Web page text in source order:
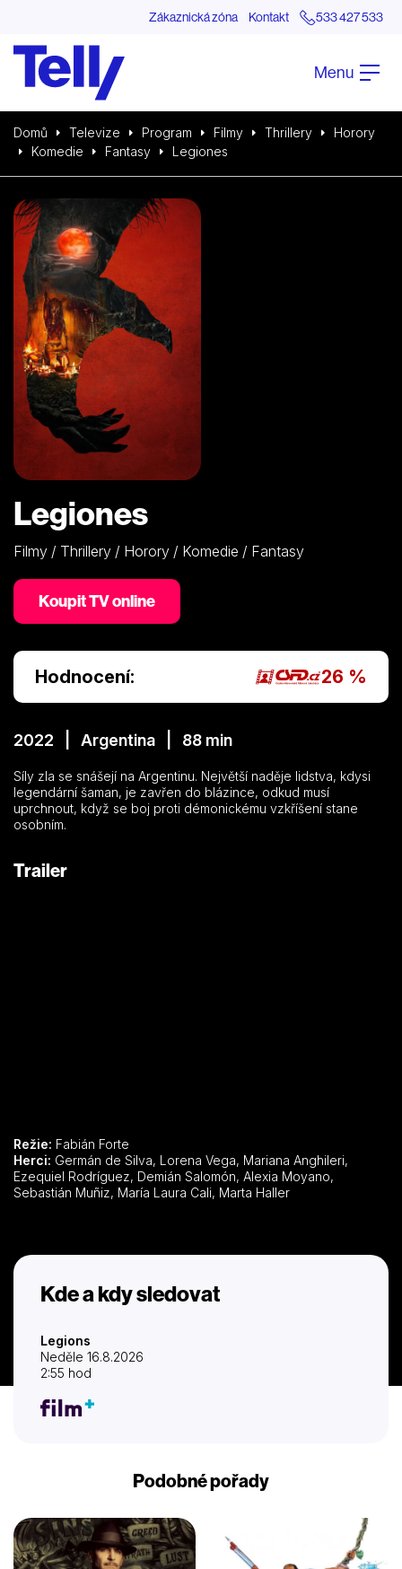
Zákaznická zóna Kontakt 533 427 533
Menu
Domů Televize Program Filmy Thrillery
Horory
Komedie
Fantasy Legiones
Legiones
Filmy / Thrillery / Horory / Komedie / Fantasy
Koupit TV online
Hodnocení: 26 %
2022 | Argentina | 88 min
Síly zla se snášejí na Argentinu. Největší naděje lidstva, kdysi
legendární šaman, je zavřen do blázince, odkud musí
uprchnout, když se boj proti démonickému vzkříšení stane
osobním.
Trailer
Režie: Fabián Forte
Herci:
Ezequiel Rodríguez, Demián Salomón, Alexia Moyano,
Sebastián Muñiz, María Laura Cali, Marta Haller
Kde a kdy sledovat
Legions
Neděle 16.8.2026
2:55 hod
Podobné pořady